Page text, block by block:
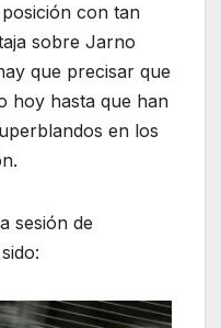
con tan
sobre Jarno
que precisar que
hoy hasta que han
en los
sesión de